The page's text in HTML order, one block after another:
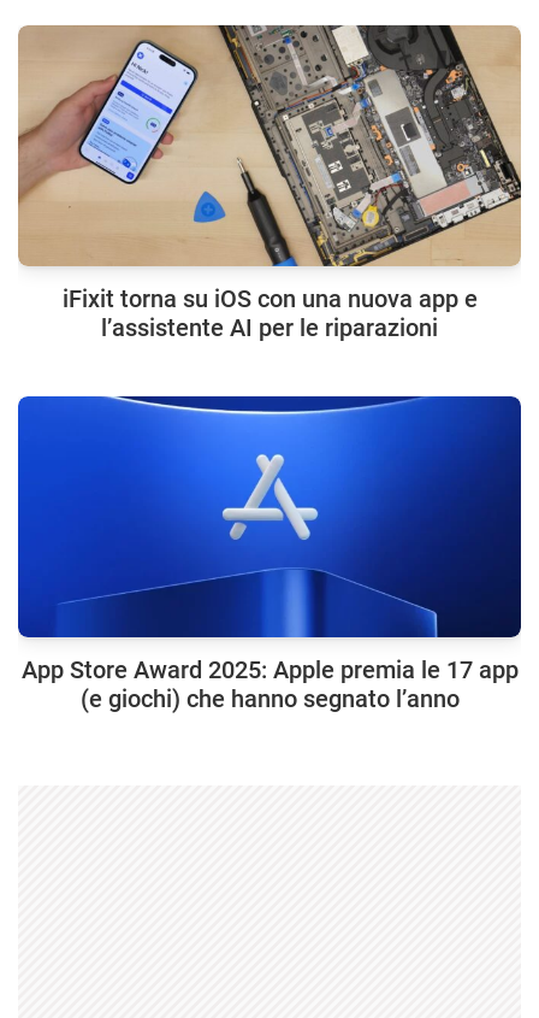
iFixit torna su iOS con una nuova app e
l’assistente AI per le riparazioni
App Store Award 2025: Apple premia le 17 app
(e giochi) che hanno segnato l’anno